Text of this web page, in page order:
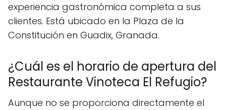
experiencia gastronómica completa a sus
clientes. Está ubicado en la Plaza de la
Constitución en Guadix, Granada.
¿Cuál es el horario de apertura del
Restaurante Vinoteca El Refugio?
Aunque no se proporciona directamente el